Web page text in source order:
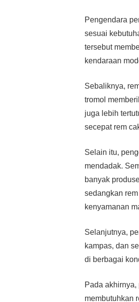
Pengendara
sesuai
tersebut
kendaraan
Sebaliknya,
tromol
juga lebih
secepat rem
Selain itu,
mendadak.
banyak
sedangkan
kenyamanan
Selanjutnya,
kampas, dan
di berbagai
Pada
membutuhkan